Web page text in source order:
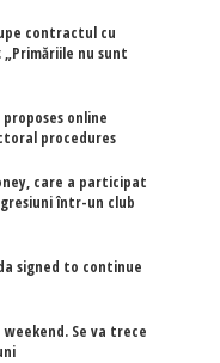
contractul cu
nu sunt
online
procedures
care a participat
într-un club
signed to continue
Se va trece